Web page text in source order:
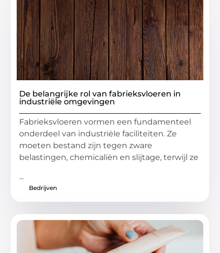
De belangrijke rol van fabrieksvloeren in
industriële omgevingen
Fabrieksvloeren vormen een fundamenteel
onderdeel van industriële faciliteiten. Ze
moeten bestand zijn tegen zware
belastingen, chemicaliën en slijtage, terwijl ze
...
Bedrijven